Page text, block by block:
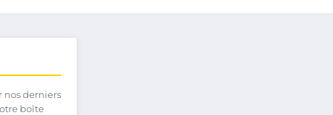
nos derniers
boîte